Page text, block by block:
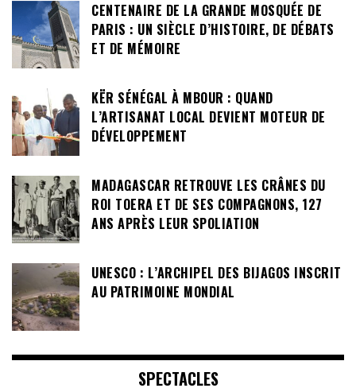
CENTENAIRE DE LA GRANDE MOSQUÉE DE
PARIS : UN SIÈCLE D’HISTOIRE, DE DÉBATS
ET DE MÉMOIRE
KËR SÉNÉGAL À MBOUR : QUAND
L’ARTISANAT LOCAL DEVIENT MOTEUR DE
DÉVELOPPEMENT
MADAGASCAR RETROUVE LES CRÂNES DU
ROI TOERA ET DE SES COMPAGNONS, 127
ANS APRÈS LEUR SPOLIATION
UNESCO : L’ARCHIPEL DES BIJAGOS INSCRIT
AU PATRIMOINE MONDIAL
SPECTACLES